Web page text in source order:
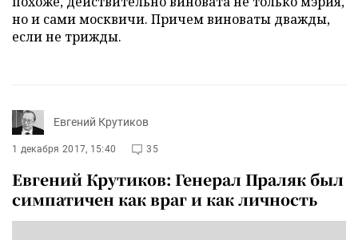
но и сами москвичи. Причем виноваты дважды,
если не трижды.
Евгений Крутиков
1 декабря 2017, 15:40 35
Евгений Крутиков: Генерал Праляк был
симпатичен как враг и как личность